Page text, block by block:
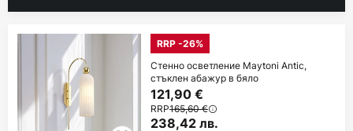
RRP -26%
Стенно осветление Maytoni Antic,
стъклен абажур в бяло
121,90 €
RRP165,60 €
238,42 лв.